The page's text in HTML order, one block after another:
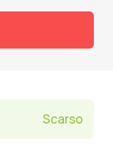
Scarso